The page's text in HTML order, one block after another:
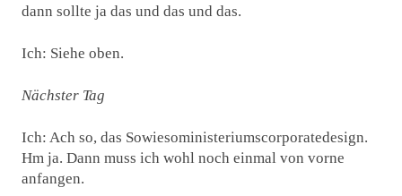
dann sollte ja das und das und das.
Ich: Siehe oben.
Nächster Tag
Ich: Ach so, das Sowiesoministeriumscorporatedesign.
Hm ja. Dann muss ich wohl noch einmal von vorne
anfangen.